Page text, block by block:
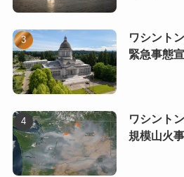
ワシント
緊急事態
ワシント
規模山火